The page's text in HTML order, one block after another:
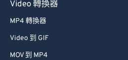
Video 轉換器
MP4 轉換器
Video 到 GIF
MOV 到 MP4